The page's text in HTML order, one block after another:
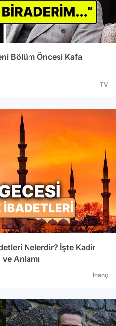
Bölüm Öncesi Kafa
TV
Nelerdir? İşte Kadir
Anlamı
İnanç